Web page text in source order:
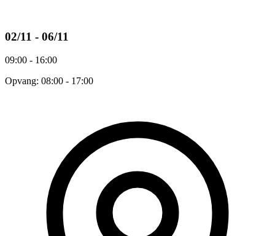
02/11 - 06/11
09:00 - 16:00
Opvang: 08:00 - 17:00